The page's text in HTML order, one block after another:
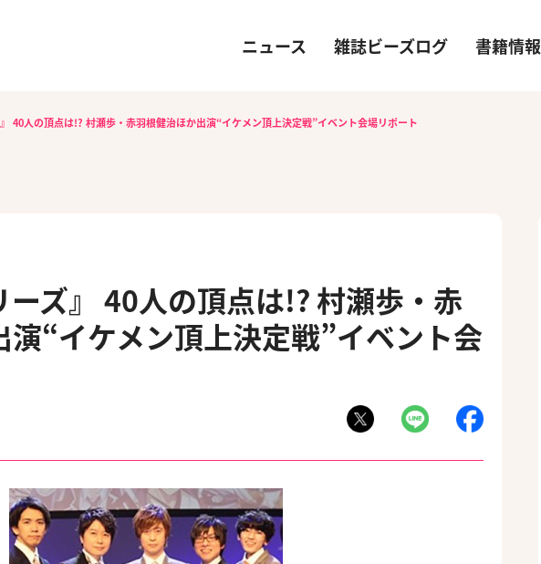
ニュース 雑誌ビーズログ 書籍情報
』 40人の頂点は!? 村瀬歩・赤羽根健治ほか出演“イケメン頂上決定戦”イベント会場リポート
ーズ』 40人の頂点は!? 村瀬歩・赤
演“イケメン頂上決定戦”イベント会